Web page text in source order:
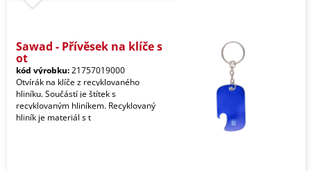
Sawad - Přívěsek na klíče s
ot
kód výrobku:21757019000
Otvírák na klíče z recyklovaného
hliníku. Součástí je štítek s
recyklovaným hliníkem. Recyklovaný
hliník je materiál s t